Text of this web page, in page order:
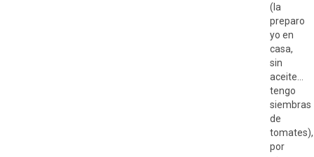
(la
preparo
yo en
casa,
sin
aceite…
tengo
siembras
de
tomates),
por